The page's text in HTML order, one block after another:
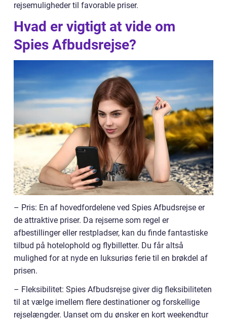
rejsemuligheder til favorable priser.
Hvad er vigtigt at vide om
Spies Afbudsrejse?
– Pris: En af hovedfordelene ved Spies Afbudsrejse er
de attraktive priser. Da rejserne som regel er
afbestillinger eller restpladser, kan du finde fantastiske
tilbud på hotelophold og flybilletter. Du får altså
mulighed for at nyde en luksuriøs ferie til en brøkdel af
prisen.
– Fleksibilitet: Spies Afbudsrejse giver dig fleksibiliteten
til at vælge imellem flere destinationer og forskellige
rejselængder. Uanset om du ønsker en kort weekendtur